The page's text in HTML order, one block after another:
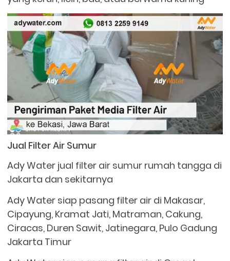
Jual Filter Air Sumur
Ady Water jual filter air sumur rumah tangga di
Jakarta dan sekitarnya
Ady Water siap pasang filter air di Makasar,
Cipayung, Kramat Jati, Matraman, Cakung,
Ciracas, Duren Sawit, Jatinegara, Pulo Gadung
Jakarta Timur